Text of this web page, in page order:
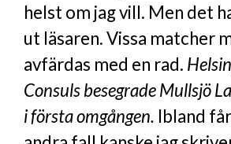
helst om jag vill. Men det
ut läsaren. Vissa matcher
avfärdas med en rad.
Consuls besegrade Mullsjö
i första omgången. Ibland